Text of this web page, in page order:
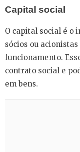
Capital social
O capital social é o
sócios ou
funcionamento.
contrato social e
em bens.